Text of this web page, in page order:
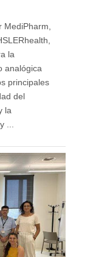
la
analógica
principales
del
la
...